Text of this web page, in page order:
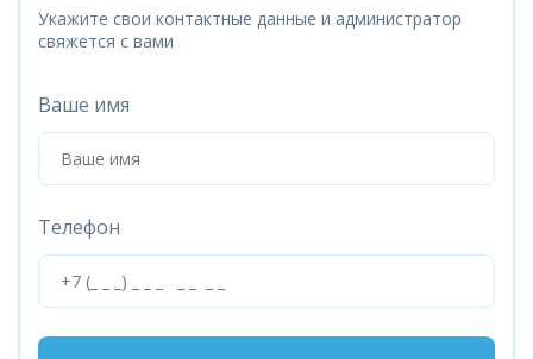
Укажите свои контактные данные и администратор
свяжется с вами
Ваше имя
Телефон